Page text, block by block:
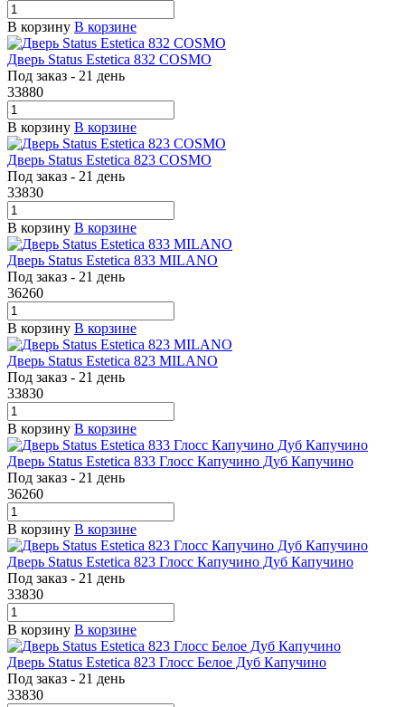
В корзину В корзине
Дверь Status Estetica 832 COSMO
Под заказ - 21 день
33880
В корзину В корзине
Дверь Status Estetica 823 COSMO
Под заказ - 21 день
33830
В корзину В корзине
Дверь Status Estetica 833 MILANO
Под заказ - 21 день
36260
В корзину В корзине
Дверь Status Estetica 823 MILANO
Под заказ - 21 день
33830
В корзину В корзине
Дверь Status Estetica 833 Глосс Капучино Дуб Капучино
Под заказ - 21 день
36260
В корзину В корзине
Дверь Status Estetica 823 Глосс Капучино Дуб Капучино
Под заказ - 21 день
33830
В корзину В корзине
Дверь Status Estetica 823 Глосс Белое Дуб Капучино
Под заказ - 21 день
33830